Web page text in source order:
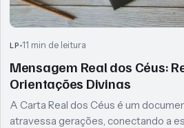
LP 11 min de leitura
Mensagem Real dos Céus:
Orientações Divinas
A Carta Real dos Céus é um
atravessa gerações, conectando a